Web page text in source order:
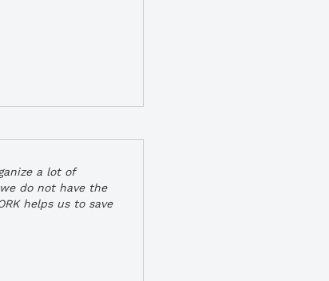
a lot of
do not have the
helps us to save